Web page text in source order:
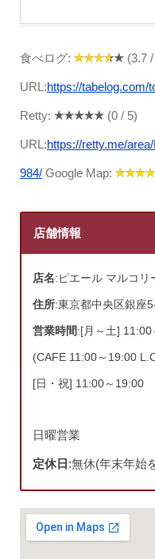
食べログ: (3.7 /
URL:https://tabelog.com/
Retty: (0 / 5)
URL:https://retty.me/
984/Google Map:
店舗情報
店名:ピエール マルコリ
住所:東京都中央区銀座
営業時間:[月～土] 11:00
(CAFE 11:00～19:00
[日・祝] 11:00～19:00
日曜営業
定休日 :無休(年末年始